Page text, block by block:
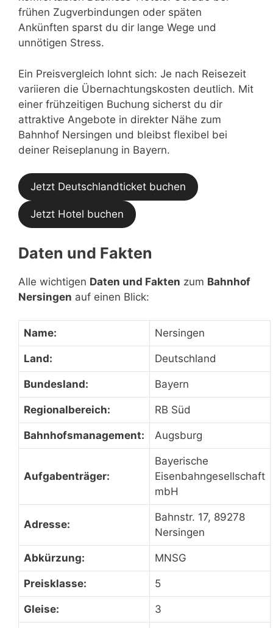
frühen Zugverbindungen oder späten
Ankünften sparst du dir lange Wege und
unnötigen Stress.
Ein Preisvergleich lohnt sich: Je nach Reisezeit
variieren die Übernachtungskosten deutlich. Mit
einer frühzeitigen Buchung sicherst du dir
attraktive Angebote in direkter Nähe zum
Bahnhof Nersingen und bleibst flexibel bei
deiner Reiseplanung in Bayern.
Jetzt Deutschlandticket buchen
Jetzt Hotel buchen
Daten und Fakten
Alle wichtigen Daten und Fakten zum Bahnhof
Nersingen auf einen Blick:
Name: Nersingen
Land: Deutschland
Bundesland: Bayern
Regionalbereich: RB Süd
Bahnhofsmanagement: Augsburg
Aufgabenträger:
Bayerische
Eisenbahngesellschaft
mbH
Adresse:
Bahnstr. 17, 89278
Nersingen
Abkürzung: MNSG
Preisklasse: 5
Gleise: 3